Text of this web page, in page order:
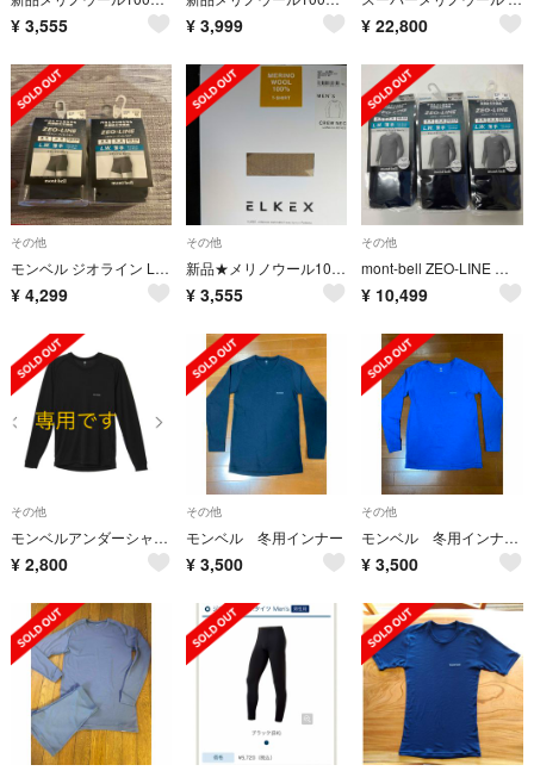
¥ 3,555 ¥ 3,999 ¥ 22,800
その他
モンベル ジオライン L.W.トランクス
¥ 4,299
その他
新品★メリノウール100% メンズLLサイズ
¥ 3,555
その他
mont-bell ZEO-LINE メンズ長袖インナー M 3点
¥ 10,499
その他
モンベルアンダーシャツ 長袖 ジオラインL.W.ラウンド
¥ 2,800
その他
モンベル 冬用インナー
¥ 3,500
その他
モンベル 冬用インナー
¥ 3,500